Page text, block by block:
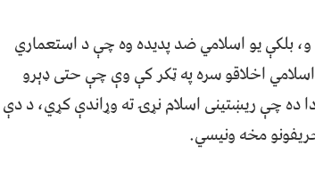
بلکې یو اسلامي ضد پدیده وه چې د استعماري
اخلاقو سره په ټکر کې وې چې حتی ډېرو
ده چې ریښتینی اسلام نړۍ ته وړاندې کړي، د دې
مخه ونیسي.